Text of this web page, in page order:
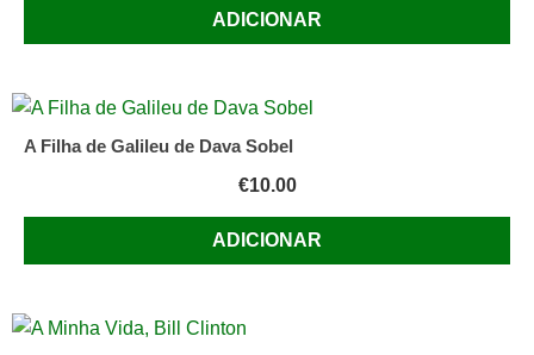
ADICIONAR
A Filha de Galileu de Dava Sobel
€10.00
ADICIONAR